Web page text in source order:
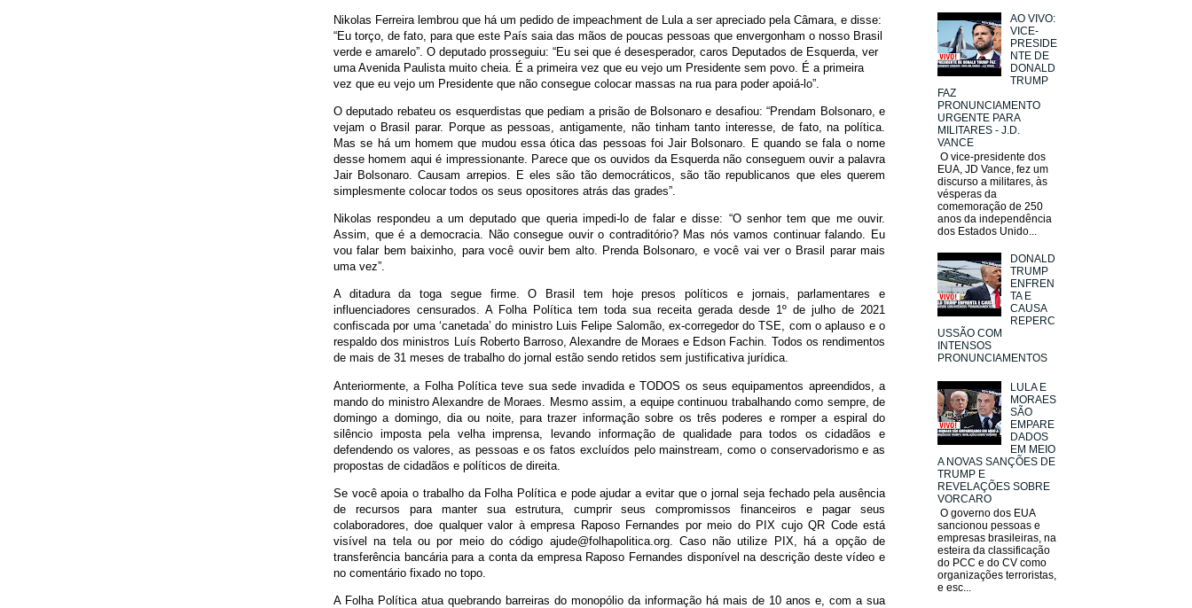
Nikolas Ferreira lembrou que há um pedido de impeachment de Lula a ser apreciado pela Câmara, e disse:
“Eu torço, de fato, para que este País saia das mãos de poucas pessoas que envergonham o nosso Brasil
verde e amarelo”. O deputado prosseguiu: “Eu sei que é desesperador, caros Deputados de Esquerda, ver
uma Avenida Paulista muito cheia. É a primeira vez que eu vejo um Presidente sem povo. É a primeira
vez que eu vejo um Presidente que não consegue colocar massas na rua para poder apoiá-lo”.
O deputado rebateu os esquerdistas que pediam a prisão de Bolsonaro e desafiou: “Prendam Bolsonaro, e
vejam o Brasil parar. Porque as pessoas, antigamente, não tinham tanto interesse, de fato, na política.
Mas se há um homem que mudou essa ótica das pessoas foi Jair Bolsonaro. E quando se fala o nome
desse homem aqui é impressionante. Parece que os ouvidos da Esquerda não conseguem ouvir a palavra
Jair Bolsonaro. Causam arrepios. E eles são tão democráticos, são tão republicanos que eles querem
simplesmente colocar todos os seus opositores atrás das grades”.
Nikolas respondeu a um deputado que queria impedi-lo de falar e disse: “O senhor tem que me ouvir.
Assim, que é a democracia. Não consegue ouvir o contraditório? Mas nós vamos continuar falando. Eu
vou falar bem baixinho, para você ouvir bem alto. Prenda Bolsonaro, e você vai ver o Brasil parar mais
uma vez”.
A ditadura da toga segue firme. O Brasil tem hoje presos políticos e jornais, parlamentares e
influenciadores censurados. A Folha Política tem toda sua receita gerada desde 1º de julho de 2021
confiscada por uma ‘canetada’ do ministro Luis Felipe Salomão, ex-corregedor do TSE, com o aplauso e o
respaldo dos ministros Luís Roberto Barroso, Alexandre de Moraes e Edson Fachin. Todos os rendimentos
de mais de 31 meses de trabalho do jornal estão sendo retidos sem justificativa jurídica.
Anteriormente, a Folha Política teve sua sede invadida e TODOS os seus equipamentos apreendidos, a
mando do ministro Alexandre de Moraes. Mesmo assim, a equipe continuou trabalhando como sempre, de
domingo a domingo, dia ou noite, para trazer informação sobre os três poderes e romper a espiral do
silêncio imposta pela velha imprensa, levando informação de qualidade para todos os cidadãos e
defendendo os valores, as pessoas e os fatos excluídos pelo mainstream, como o conservadorismo e as
propostas de cidadãos e políticos de direita.
Se você apoia o trabalho da Folha Política e pode ajudar a evitar que o jornal seja fechado pela ausência
de recursos para manter sua estrutura, cumprir seus compromissos financeiros e pagar seus
colaboradores, doe qualquer valor à empresa Raposo Fernandes por meio do PIX cujo QR Code está
visível na tela ou por meio do código ajude@folhapolitica.org. Caso não utilize PIX, há a opção de
transferência bancária para a conta da empresa Raposo Fernandes disponível na descrição deste vídeo e
no comentário fixado no topo.
A Folha Política atua quebrando barreiras do monopólio da informação há mais de 10 anos e, com a sua
AO VIVO:
VICE-
PRESIDE
NTE DE
DONALD
TRUMP
FAZ
PRONUNCIAMENTO
URGENTE PARA
MILITARES - J.D.
VANCE
O vice-presidente dos
EUA, JD Vance, fez um
discurso a militares, às
vésperas da
comemoração de 250
anos da independência
dos Estados Unido...
DONALD
TRUMP
ENFREN
TA E
CAUSA
REPERC
USSÃO COM
INTENSOS
PRONUNCIAMENTOS
LULA E
MORAES
SÃO
EMPARE
DADOS
EM MEIO
A NOVAS SANÇÕES DE
TRUMP E
REVELAÇÕES SOBRE
VORCARO
O governo dos EUA
sancionou pessoas e
empresas brasileiras, na
esteira da classificação
do PCC e do CV como
organizações terroristas,
e esc...